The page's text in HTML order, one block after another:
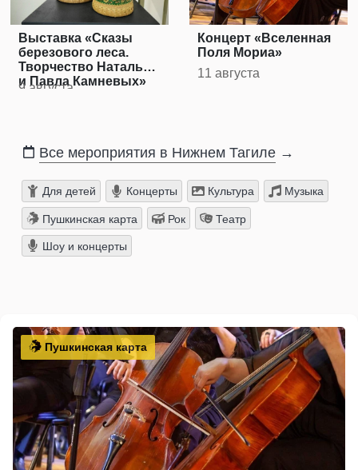
Выставка «Сказы
березового леса.
Творчество Натальи
и Павла Камневых»
9 августа
Концерт «Вселенная
Поля Мориа»
11 августа
Все мероприятия в Нижнем Тагиле →
Для детей Концерты Культура Музыка
Пушкинская карта Рок Театр
Шоу и концерты
Пушкинская карта